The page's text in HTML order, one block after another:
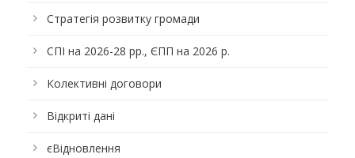
Стратегія розвитку громади
СПІ на 2026-28 рр., ЄПП на 2026 р.
Колективні договори
Відкриті дані
єВідновлення